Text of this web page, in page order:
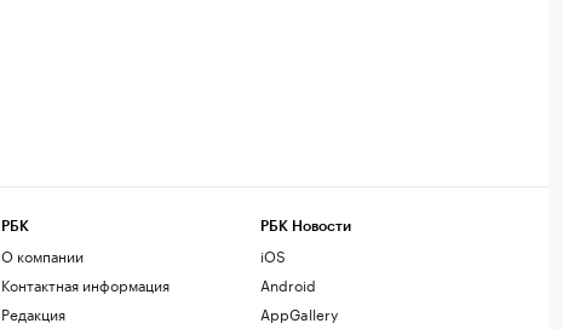
РБК
О компании
Контактная информация
Редакция
РБК Новости
iOS
Android
AppGallery